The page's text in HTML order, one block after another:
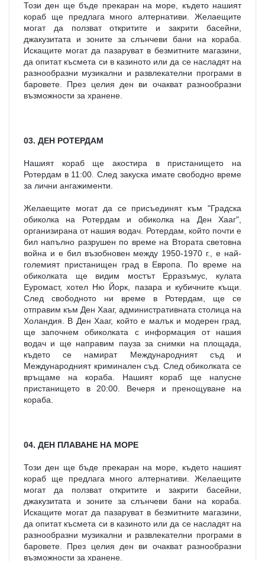
Този ден ще бъде прекаран на море, където нашият
кораб ще предлага много алтернативи. Желаещите
могат да ползват откритите и закрити басейни,
джакузитата и зоните за слънчеви бани на кораба.
Искащите могат да пазаруват в безмитните магазини,
да опитат късмета си в казиното или да се насладят на
разнообразни музикални и развлекателни програми в
баровете. През целия ден ви очакват разнообразни
възможности за хранене.
03. ДЕН РОТЕРДАМ
Нашият кораб ще акостира в пристанището на
Ротердам в 11:00. След закуска имате свободно време
за лични ангажименти.
Желаещите могат да се присъединят към "Градска
обиколка на Ротердам и обиколка на Ден Хааг",
организирана от нашия водач. Ротердам, който почти е
бил напълно разрушен по време на Втората световна
война и е бил възобновен между 1950-1970 г., е най-
големият пристанищен град в Европа. По време на
обиколката ще видим мостът Ерразъмус, кулата
Еуромаст, хотел Ню Йорк, пазара и кубичните къщи.
След свободното ни време в Ротердам, ще се
отправим към Ден Хааг, административната столица на
Холандия. В Ден Хааг, който е малък и модерен град,
ще започнем обиколката с информация от нашия
водач и ще направим пауза за снимки на площада,
където се намират Международният съд и
Международният криминален съд. След обиколката се
връщаме на кораба. Нашият кораб ще напусне
пристанището в 20:00. Вечеря и пренощуване на
кораба.
04. ДЕН ПЛАВАНЕ НА МОРЕ
Този ден ще бъде прекаран на море, където нашият
кораб ще предлага много алтернативи. Желаещите
могат да ползват откритите и закрити басейни,
джакузитата и зоните за слънчеви бани на кораба.
Искащите могат да пазаруват в безмитните магазини,
да опитат късмета си в казиното или да се насладят на
разнообразни музикални и развлекателни програми в
баровете. През целия ден ви очакват разнообразни
възможности за хранене.